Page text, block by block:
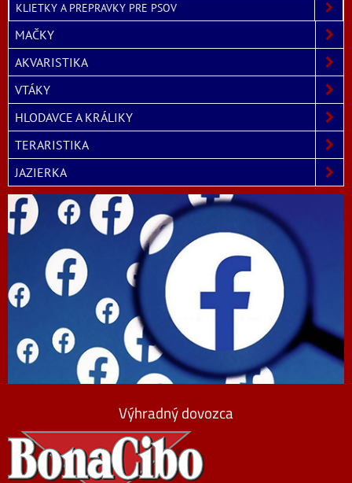
KLIETKY A PREPRAVKY PRE PSOV
MAČKY
AKVARISTIKA
VTÁKY
HLODAVCE A KRÁLIKY
TERARISTIKA
JAZIERKA
Výhradný dovozca